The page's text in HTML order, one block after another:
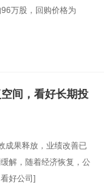
万股，回购价格为
间，看好长期投
成果释放，业绩改善已
解，随着经济恢复，公
好公司]